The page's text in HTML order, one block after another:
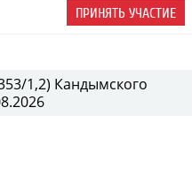
ПРИНЯТЬ УЧАСТИЕ
1,2) Кандымского